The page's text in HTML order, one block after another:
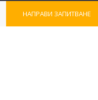
НАПРАВИ ЗАПИТВАНЕ